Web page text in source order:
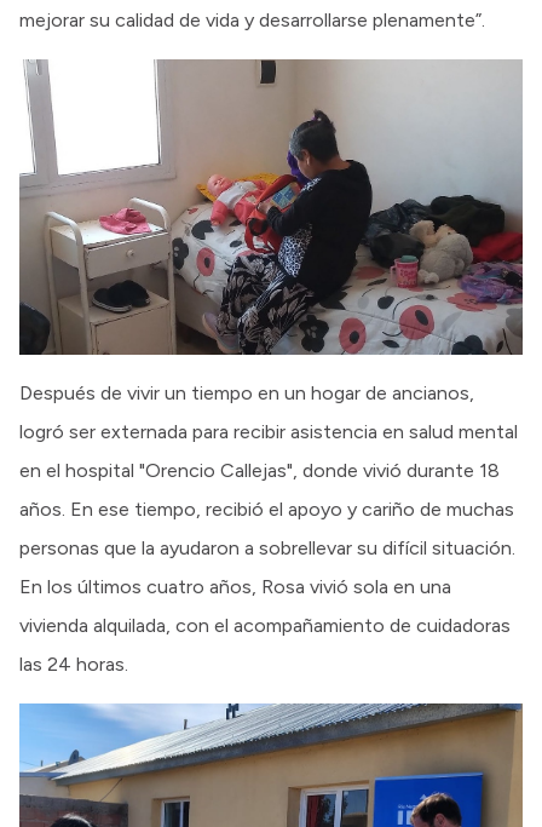
mejorar su calidad de vida y desarrollarse plenamente”.
Después de vivir un tiempo en un hogar de ancianos,
logró ser externada para recibir asistencia en salud mental
en el hospital "Orencio Callejas", donde vivió durante 18
años. En ese tiempo, recibió el apoyo y cariño de muchas
personas que la ayudaron a sobrellevar su difícil situación.
En los últimos cuatro años, Rosa vivió sola en una
vivienda alquilada, con el acompañamiento de cuidadoras
las 24 horas.